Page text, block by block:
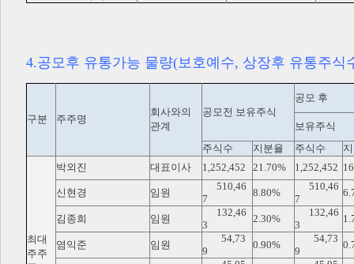
4.공모후 유통가능 물량(보호예수, 상장후 유통주식
구분 주주명
회사와의
관계
공모전 보유주식
공모 후
보유주식
주식수
지분율 주식수
최대
주주
박외진 대표이사 1,252,452 21.70% 1,252,452
신현경 임원
510,46
7
8.80%
510,46
7
김종희 임원
132,46
3
2.30%
132,46
3
염익준 임원
54,73
9
0.90%
54,73
9